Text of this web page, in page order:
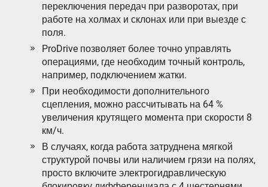
переключения передач при разворотах, при
работе на холмах и склонах или при выезде с
поля.
ProDrive позволяет более точно управлять
операциями, где необходим точный контроль,
например, подключением жатки.
При необходимости дополнительного
сцепления, можно рассчитывать на 64 %
увеличения крутящего момента при скорости 8
км/ч.
В случаях, когда работа затруднена мягкой
структурой почвы или наличием грязи на полях,
просто включите электрогидравлическую